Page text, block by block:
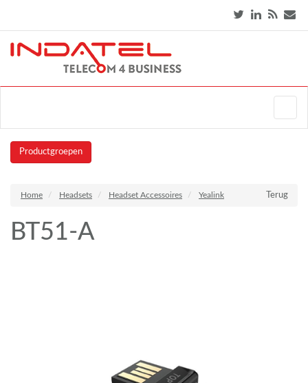
Productgroepen
Terug
Home Headsets Headset Accessoires Yealink
BT51-A